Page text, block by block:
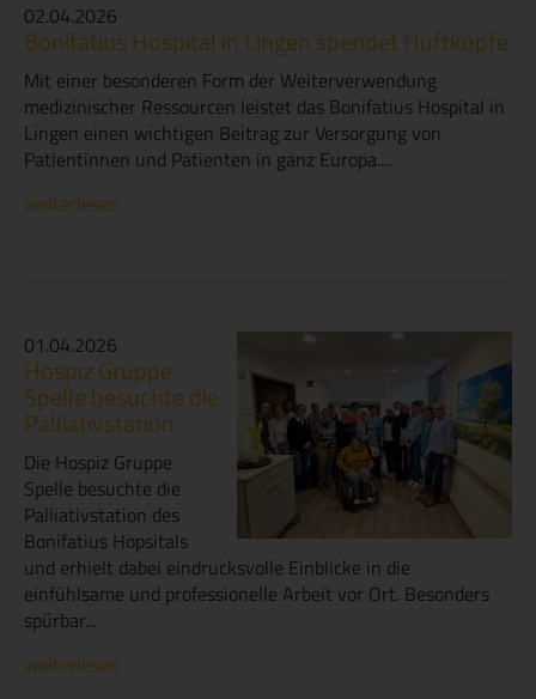
02.04.2026
Bonifatius Hospital in Lingen spendet Hüftköpfe
Mit einer besonderen Form der Weiterverwendung
medizinischer Ressourcen leistet das Bonifatius Hospital in
Lingen einen wichtigen Beitrag zur Versorgung von
Patientinnen und Patienten in ganz Europa....
weiterlesen
01.04.2026
Hospiz Gruppe
Spelle besuchte die
Palliativstation
Die Hospiz Gruppe
Spelle besuchte die
Palliativstation des
Bonifatius Hopsitals
und erhielt dabei eindrucksvolle Einblicke in die
einfühlsame und professionelle Arbeit vor Ort. Besonders
spürbar...
weiterlesen